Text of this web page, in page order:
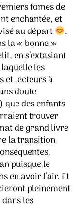
tomes de
enchantée, et
au départ
.
la « bonne »
en s’extasiant
les
et lecteurs à
doute
des enfants
trouver
de grand livre
la transition
puisque le
en avoir l’air. Et
pleinement
les